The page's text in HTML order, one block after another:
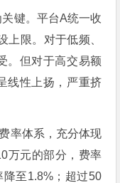
键。平台A统一收
上限。对于低频、
。但对于高交易额
线性上扬，严重挤
率体系，充分体现
万元的部分，费率
至1.8%；超过50